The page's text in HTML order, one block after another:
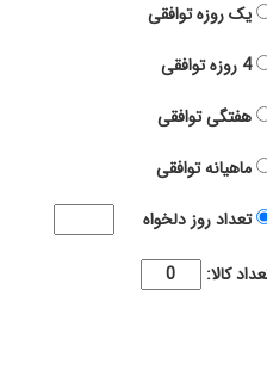
یک روزهتوافقی
4 روزه
توافقی
هفتگیتوافقی
ماهیانهتوافقی
تعداد روز دلخواه
کالا: